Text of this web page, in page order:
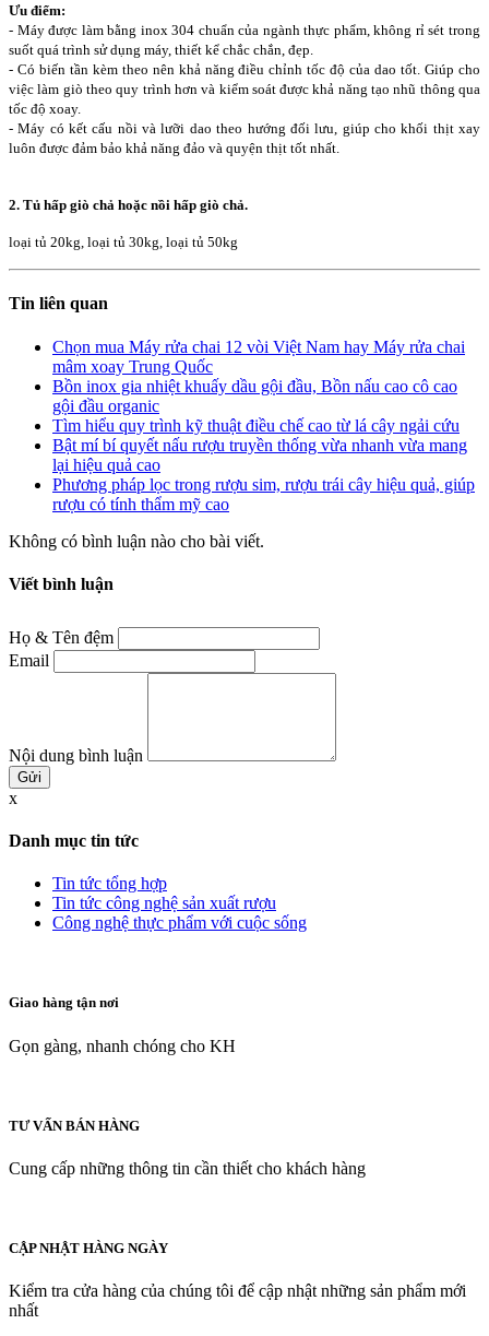
Ưu điểm:
- Máy được làm bằng inox 304 chuẩn của ngành thực phẩm, không rỉ sét trong
suốt quá trình sử dụng máy, thiết kể chắc chắn, đẹp.
- Có biến tần kèm theo nên khả năng điều chỉnh tốc độ của dao tốt. Giúp cho
việc làm giò theo quy trình hơn và kiểm soát được khả năng tạo nhũ thông qua
tốc độ xoay.
- Máy có kết cấu nồi và lưỡi dao theo hướng đối lưu, giúp cho khối thịt xay
luôn được đảm bảo khả năng đảo và quyện thịt tốt nhất.
2. Tủ hấp giò chả hoặc nồi hấp giò chả.
loại tủ 20kg, loại tủ 30kg, loại tủ 50kg
Tin liên quan
Chọn mua Máy rửa chai 12 vòi Việt Nam hay Máy rửa chai
mâm xoay Trung Quốc
Bồn inox gia nhiệt khuấy dầu gội đầu, Bồn nấu cao cô cao
gội đầu organic
Tìm hiểu quy trình kỹ thuật điều chế cao từ lá cây ngải cứu
Bật mí bí quyết nấu rượu truyền thống vừa nhanh vừa mang
lại hiệu quả cao
Phương pháp lọc trong rượu sim, rượu trái cây hiệu quả, giúp
rượu có tính thẩm mỹ cao
Không có bình luận nào cho bài viết.
Viết bình luận
Họ & Tên đệm
Email
Nội dung bình luận
x
Danh mục tin tức
Tin tức tổng hợp
Tin tức công nghệ sản xuất rượu
Công nghệ thực phẩm với cuộc sống
Giao hàng tận nơi
Gọn gàng, nhanh chóng cho KH
TƯ VẤN BÁN HÀNG
Cung cấp những thông tin cần thiết cho khách hàng
CẬP NHẬT HÀNG NGÀY
Kiểm tra cửa hàng của chúng tôi để cập nhật những sản phẩm mới
nhất